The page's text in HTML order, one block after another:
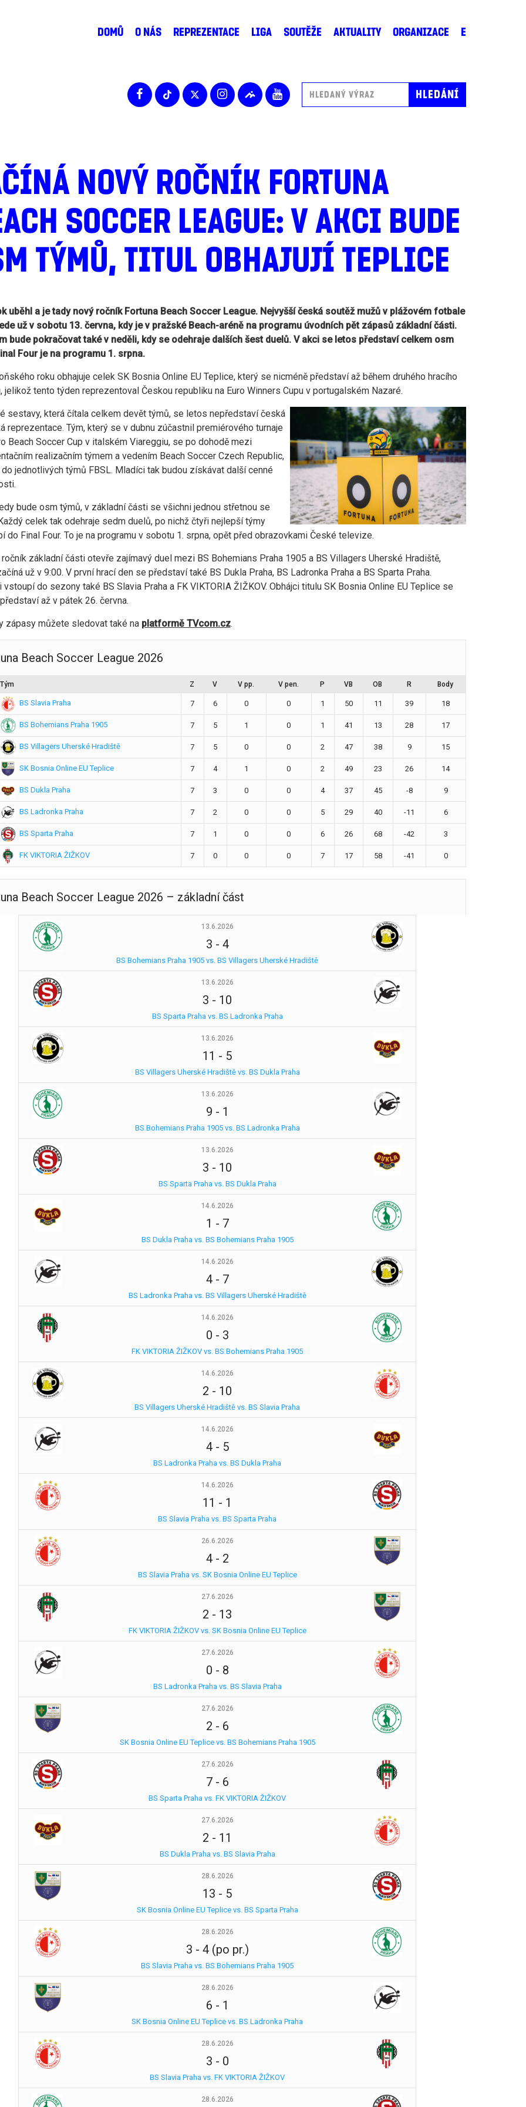
DOMŮ O NÁS REPREZENTACE LIGA SOUTĚŽE AKTUALITY ORGANIZACE E
NOVÝ ROČNÍK FORTUNA
SOCCER LEAGUE: V AKCI BUDE
TÝMŮ, TITUL OBHAJUJÍ TEPLICE
uběhl a je tady nový ročník Fortuna Beach Soccer League. Nejvyšší česká soutěž mužů v plážovém fotbale
už v sobotu 13. června, kdy je v pražské Beach-aréně na programu úvodních pět zápasů základní části.
bude pokračovat také v neděli, kdy se odehraje dalších šest duelů. V akci se letos představí celkem osm
Four je na programu 1. srpna.
roku obhajuje celek SK Bosnia Online EU Teplice, který se nicméně představí až během druhého hracího
jelikož tento týden reprezentoval Českou republiku na Euro Winners Cupu v portugalském Nazaré.
sestavy, která čítala celkem devět týmů, se letos nepředstaví česká
reprezentace. Tým, který se v dubnu zúčastnil premiérového turnaje
Beach Soccer Cup v italském Viareggiu, se po dohodě mezi
realizačním týmem a vedením Beach Soccer Czech Republic,
jednotlivých týmů FBSL. Mladíci tak budou získávat další cenné
bude osm týmů, v základní části se všichni jednou střetnou se
celek tak odehraje sedm duelů, po nichž čtyři nejlepší týmy
do Final Four. To je na programu v sobotu 1. srpna, opět před obrazovkami České televize.
základní části otevře zajímavý duel mezi BS Bohemians Praha 1905 a BS Villagers Uherské Hradiště,
už v 9:00. V první hrací den se představí také BS Dukla Praha, BS Ladronka Praha a BS Sparta Praha.
vstoupí do sezony také BS Slavia Praha a FK VIKTORIA ŽIŽKOV. Obhájci titulu SK Bosnia Online EU Teplice se
až v pátek 26. června.
zápasy můžete sledovat také na platformě TVcom.cz.
Beach Soccer League 2026
Tým Z V V pp. V pen. P VB OB R Body
BS Slavia Praha 7 6 0 0 1 50 11 39 18
BS Bohemians Praha 1905 7 5 1 0 1 41 13 28 17
BS Villagers Uherské Hradiště 7 5 0 0 2 47 38 9 15
SK Bosnia Online EU Teplice 7 4 1 0 2 49 23 26 14
BS Dukla Praha 7 3 0 0 4 37 45 -8 9
BS Ladronka Praha 7 2 0 0 5 29 40 -11 6
BS Sparta Praha 7 1 0 0 6 26 68 -42 3
FK VIKTORIA ŽIŽKOV 7 0 0 0 7 17 58 -41 0
Beach Soccer League 2026 – základní část
13.6.2026
3 - 4
BS Bohemians Praha 1905 vs. BS Villagers Uherské Hradiště
13.6.2026
3 - 10
BS Sparta Praha vs. BS Ladronka Praha
13.6.2026
11 - 5
BS Villagers Uherské Hradiště vs. BS Dukla Praha
13.6.2026
9 - 1
BS Bohemians Praha 1905 vs. BS Ladronka Praha
13.6.2026
3 - 10
BS Sparta Praha vs. BS Dukla Praha
14.6.2026
1 - 7
BS Dukla Praha vs. BS Bohemians Praha 1905
14.6.2026
4- 7
BS Ladronka Praha vs. BS Villagers Uherské Hradiště
14.6.2026
0 - 3
FK VIKTORIA ŽIŽKOV vs. BS Bohemians Praha 1905
14.6.2026
2 - 10
BS Villagers Uherské Hradiště vs. BS Slavia Praha
14.6.2026
4- 5
BS Ladronka Praha vs. BS Dukla Praha
14.6.2026
11 - 1
BS Slavia Praha vs. BS Sparta Praha
26.6.2026
4- 2
BS Slavia Praha vs. SK Bosnia Online EU Teplice
27.6.2026
2 - 13
FK VIKTORIA ŽIŽKOV vs. SK Bosnia Online EU Teplice
27.6.2026
0 - 8
BS Ladronka Praha vs. BS Slavia Praha
27.6.2026
2 - 6
SK Bosnia Online EU Teplice vs. BS Bohemians Praha 1905
27.6.2026
7- 6
BS Sparta Praha vs. FK VIKTORIA ŽIŽKOV
27.6.2026
2 - 11
BS Dukla Praha vs. BS Slavia Praha
28.6.2026
13 - 5
SK Bosnia Online EU Teplice vs. BS Sparta Praha
28.6.2026
3 - 4 (po pr.)
BS Slavia Praha vs. BS Bohemians Praha 1905
28.6.2026
6 - 1
SK Bosnia Online EU Teplice vs. BS Ladronka Praha
28.6.2026
3 - 0
BS Slavia Praha vs. FK VIKTORIA ŽIŽKOV
28.6.2026